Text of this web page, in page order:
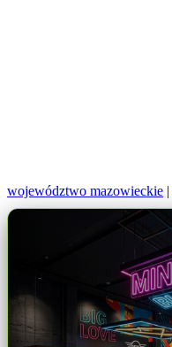
województwo mazowieckie |